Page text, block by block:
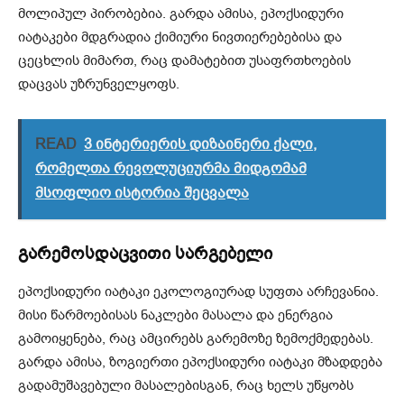
მოლიპულ პირობებია. გარდა ამისა, ეპოქსიდური
იატაკები მდგრადია ქიმიური ნივთიერებებისა და
ცეცხლის მიმართ, რაც დამატებით უსაფრთხოების
დაცვას უზრუნველყოფს.
READ 3 ინტერიერის დიზაინერი ქალი,
რომელთა რევოლუციურმა მიდგომამ
მსოფლიო ისტორია შეცვალა
გარემოსდაცვითი სარგებელი
ეპოქსიდური იატაკი ეკოლოგიურად სუფთა არჩევანია.
მისი წარმოებისას ნაკლები მასალა და ენერგია
გამოიყენება, რაც ამცირებს გარემოზე ზემოქმედებას.
გარდა ამისა, ზოგიერთი ეპოქსიდური იატაკი მზადდება
გადამუშავებული მასალებისგან, რაც ხელს უწყობს